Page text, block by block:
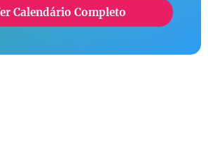
Calendário Completo